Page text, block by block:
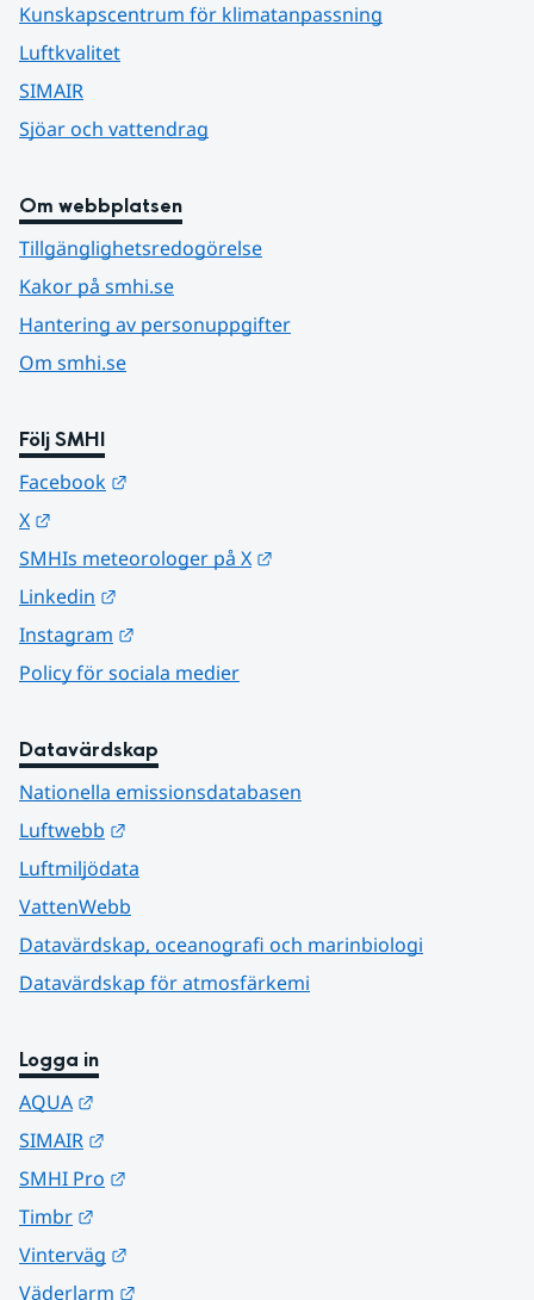
Kunskapscentrum för klimatanpassning
Luftkvalitet
SIMAIR
Sjöar och vattendrag
Om webbplatsen
Tillgänglighetsredogörelse
Kakor på smhi.se
Hantering av personuppgifter
Om smhi.se
Följ SMHI
Facebook
X
SMHIs meteorologer på X
Linkedin
Instagram
Policy för sociala medier
Datavärdskap
Nationella emissionsdatabasen
Luftwebb
Luftmiljödata
VattenWebb
Datavärdskap, oceanografi och marinbiologi
Datavärdskap för atmosfärkemi
Logga in
AQUA
SIMAIR
SMHI Pro
Timbr
Vinterväg
Väderlarm